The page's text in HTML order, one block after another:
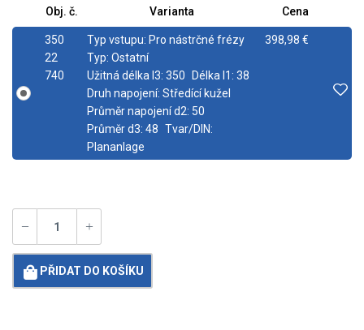
Obj. č. Varianta Cena
350
22
740
Typ vstupu: Pro nástrčné frézy
Typ: Ostatní
Užitná délka l3: 350 Délka l1: 38
Druh napojení: Středící kužel
Průměr napojení d2: 50
Průměr d3: 48 Tvar/DIN:
Plananlage
398,98 €
PŘIDAT DO KOŠÍKU